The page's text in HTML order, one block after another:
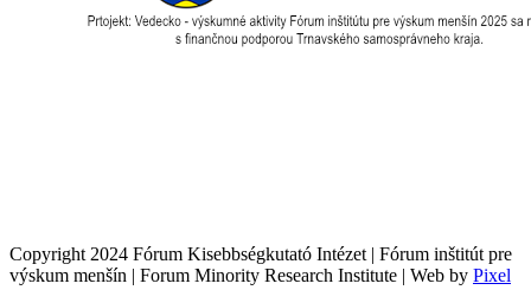
Copyright 2024 Fórum Kisebbségkutató Intézet | Fórum inštitút pre
výskum menšín | Forum Minority Research Institute | Web by Pixel